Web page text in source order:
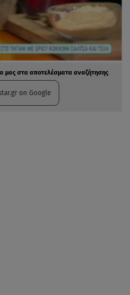
μας στα αποτελέσματα αναζήτησης
on Google